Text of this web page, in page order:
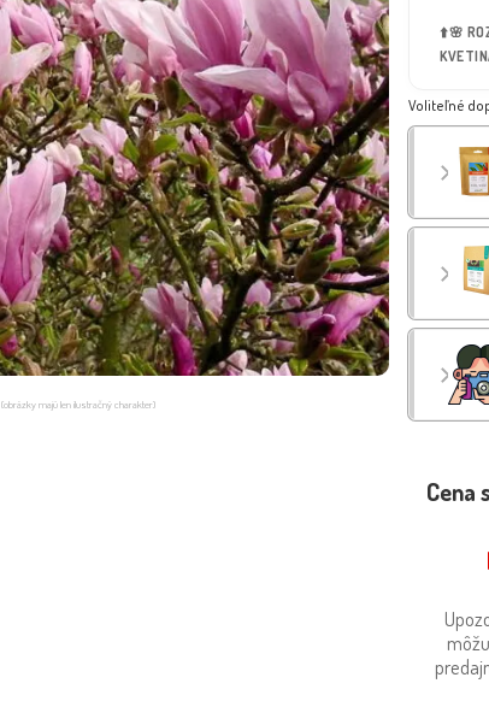
(obrázky majú len ilustračný charakter)
⬆️🌸
Voliteľné
Cena